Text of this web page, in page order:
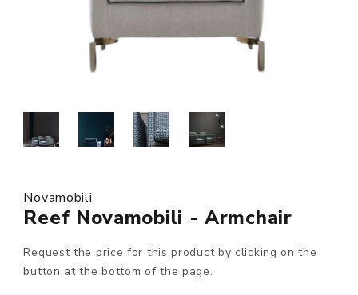
Novamobili
Reef Novamobili - Armchair
Request the price for this product by clicking on the
button at the bottom of the page.